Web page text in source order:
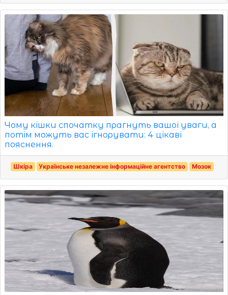
Чому кішки спочатку прагнуть вашої уваги, а
потім можуть вас ігнорувати: 4 цікаві
пояснення.
Шкіра Українське незалежне інформаційне агентство Мозок